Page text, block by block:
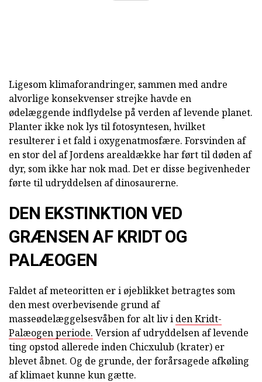
Ligesom klimaforandringer, sammen med andre
alvorlige konsekvenser strejke havde en
ødelæggende indflydelse på verden af levende planet.
Planter ikke nok lys til fotosyntesen, hvilket
resulterer i et fald i oxygenatmosfære. Forsvinden af
en stor del af Jordens arealdække har ført til døden af
dyr, som ikke har nok mad. Det er disse begivenheder
førte til udryddelsen af dinosaurerne.
DEN EKSTINKTION VED
GRÆNSEN AF KRIDT OG
PALÆOGEN
Faldet af meteoritten er i øjeblikket betragtes som
den mest overbevisende grund af
masseødelæggelsesvåben for alt liv i den Kridt-
Palæogen periode. Version af udryddelsen af levende
ting opstod allerede inden Chicxulub (krater) er
blevet åbnet. Og de grunde, der forårsagede afkøling
af klimaet kunne kun gætte.